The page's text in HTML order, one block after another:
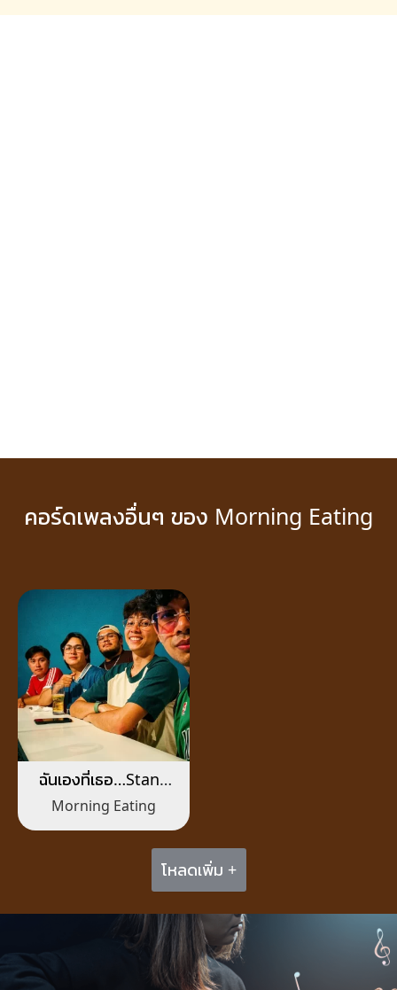
คอร์ดเพลงอื่นๆ ของ Morning Eating
ฉันเองที่เธอ…Stand
(Bye) Me
Morning Eating
โหลดเพิ่ม +